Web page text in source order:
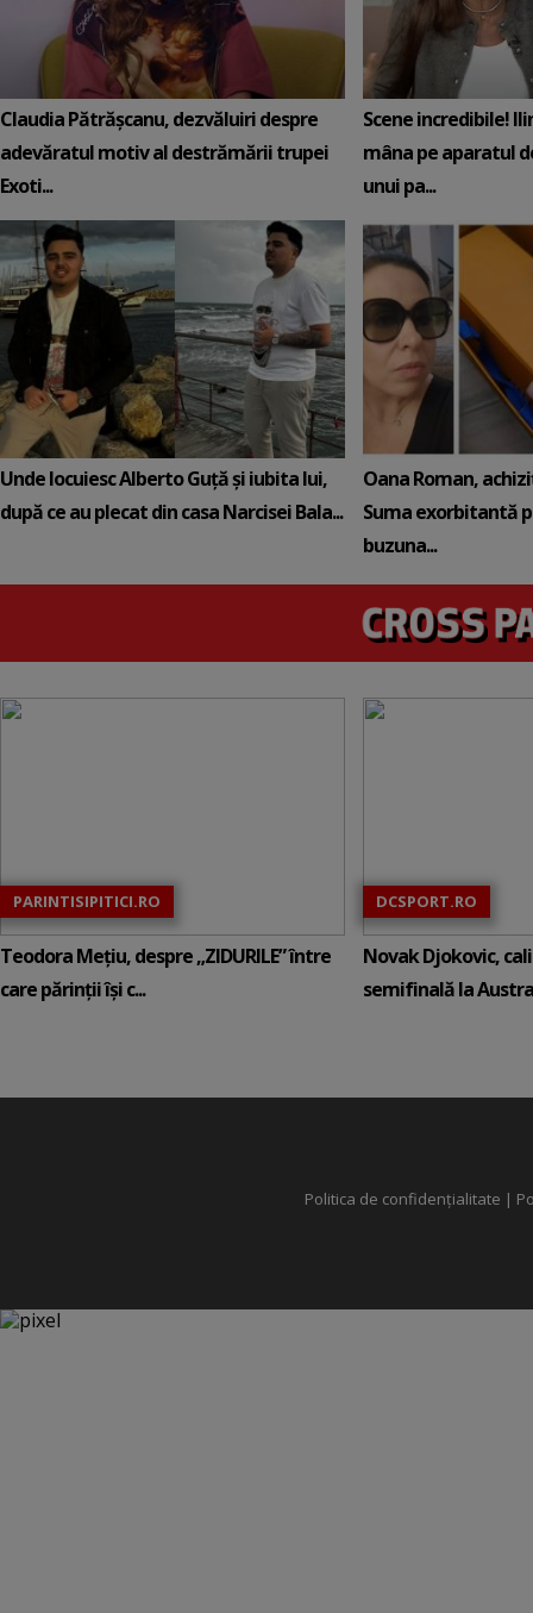
Claudia Pătrășcanu, dezvăluiri despre
adevăratul motiv al destrămării trupei
Exoti...
Scene incredibile!
mâna pe aparatul
unui pa...
Unde locuiesc Alberto Guță și iubita lui,
după ce au plecat din casa Narcisei Bala...
Oana Roman,
Suma exorbitantă
buzuna...
PARINTISIPITICI.RO
Teodora Mețiu, despre „ZIDURILE” între
care părinții își c...
DCSPORT.RO
Novak Djokovic,
semifinală la
Politica de confidențialitate |